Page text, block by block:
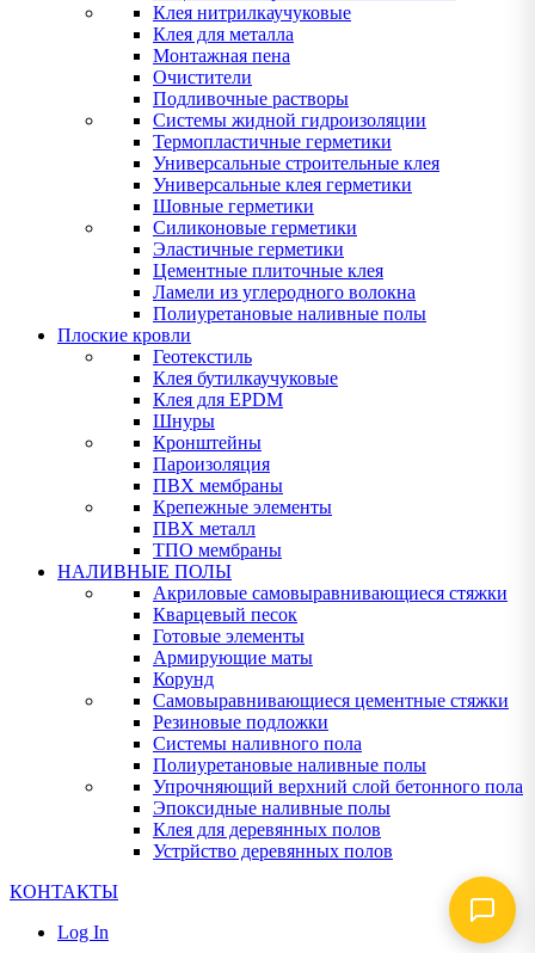
Клея нитрилкаучуковые
Клея для металла
Монтажная пена
Очистители
Подливочные растворы
Системы жидной гидроизоляции
Термопластичные герметики
Универсальные строительные клея
Универсальные клея герметики
Шовные герметики
Силиконовые герметики
Эластичные герметики
Цементные плиточные клея
Ламели из углеродного волокна
Полиуретановые наливные полы
Плоские кровли
Геотекстиль
Клея бутилкаучуковые
Клея для EPDM
Шнуры
Кронштейны
Пароизоляция
ПВХ мембраны
Крепежные элементы
ПВХ металл
ТПО мембраны
НАЛИВНЫЕ ПОЛЫ
Акриловые самовыравнивающиеся стяжки
Кварцевый песок
Готовые элементы
Армирующие маты
Корунд
Самовыравнивающиеся цементные стяжки
Резиновые подложки
Системы наливного пола
Полиуретановые наливные полы
Упрочняющий верхний слой бетонного пола
Эпоксидные наливные полы
Клея для деревянных полов
Устрйство деревянных полов
КОНТАКТЫ
Log In